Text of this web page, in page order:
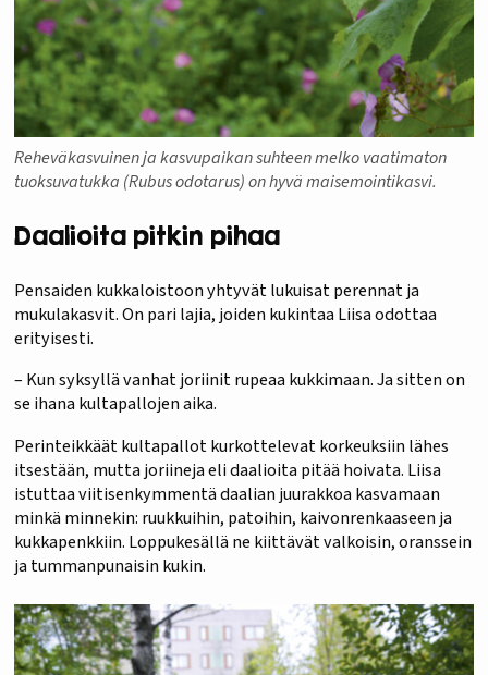
Reheväkasvuinen ja kasvupaikan suhteen melko vaatimaton
tuoksuvatukka (Rubus odotarus) on hyvä maisemointikasvi.
Daalioita pitkin pihaa
Pensaiden kukkaloistoon yhtyvät lukuisat perennat ja
mukulakasvit. On pari lajia, joiden kukintaa Liisa odottaa
erityisesti.
– Kun syksyllä vanhat joriinit rupeaa kukkimaan. Ja sitten on
se ihana kultapallojen aika.
Perinteikkäät kultapallot kurkottelevat korkeuksiin lähes
itsestään, mutta joriineja eli daalioita pitää hoivata. Liisa
istuttaa viitisenkymmentä daalian juurakkoa kasvamaan
minkä minnekin: ruukkuihin, patoihin, kaivonrenkaaseen ja
kukkapenkkiin. Loppukesällä ne kiittävät valkoisin, oranssein
ja tummanpunaisin kukin.